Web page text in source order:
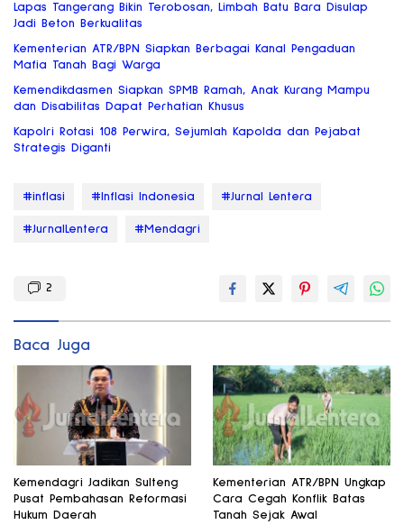
Lapas Tangerang Bikin Terobosan, Limbah Batu Bara Disulap
Jadi Beton Berkualitas
Kementerian ATR/BPN Siapkan Berbagai Kanal Pengaduan
Mafia Tanah Bagi Warga
Kemendikdasmen Siapkan SPMB Ramah, Anak Kurang Mampu
dan Disabilitas Dapat Perhatian Khusus
Kapolri Rotasi 108 Perwira, Sejumlah Kapolda dan Pejabat
Strategis Diganti
#inflasi #Inflasi Indonesia #Jurnal Lentera
#JurnalLentera #Mendagri
2
Baca Juga
Kemendagri Jadikan Sulteng
Pusat Pembahasan Reformasi
Hukum Daerah
Kementerian ATR/BPN Ungkap
Cara Cegah Konflik Batas
Tanah Sejak Awal